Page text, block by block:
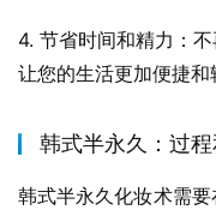
4. 节省时间和精力：
让您的生活更加便捷和
韩式半永久：过
韩式半永久化妆术需要